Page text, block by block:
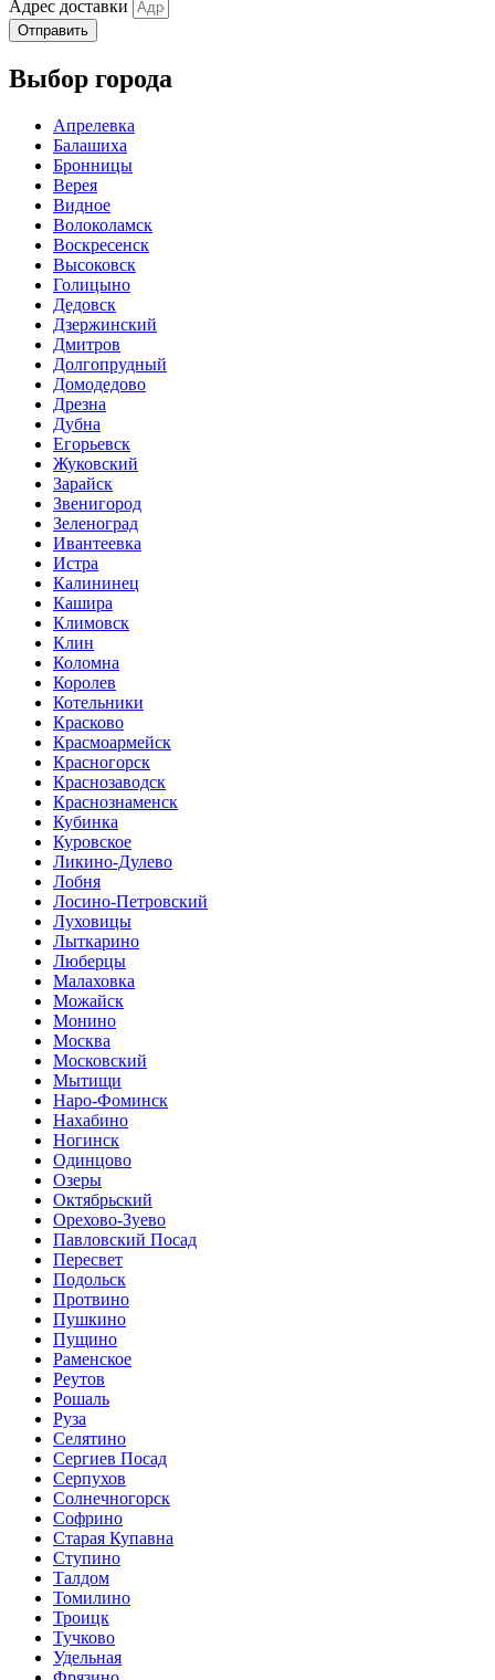
Адрес доставки
Отправить
Выбор города
Апрелевка
Балашиха
Бронницы
Верея
Видное
Волоколамск
Воскресенск
Высоковск
Голицыно
Дедовск
Дзержинский
Дмитров
Долгопрудный
Домодедово
Дрезна
Дубна
Егорьевск
Жуковский
Зарайск
Звенигород
Зеленоград
Ивантеевка
Истра
Калининец
Кашира
Климовск
Клин
Коломна
Королев
Котельники
Красково
Красмоармейск
Красногорск
Краснозаводск
Краснознаменск
Кубинка
Куровское
Ликино-Дулево
Лобня
Лосино-Петровский
Луховицы
Лыткарино
Люберцы
Малаховка
Можайск
Монино
Москва
Московский
Мытищи
Наро-Фоминск
Нахабино
Ногинск
Одинцово
Озеры
Октябрьский
Орехово-Зуево
Павловский Посад
Пересвет
Подольск
Протвино
Пушкино
Пущино
Раменское
Реутов
Рошаль
Руза
Селятино
Сергиев Посад
Серпухов
Солнечногорск
Софрино
Старая Купавна
Ступино
Талдом
Томилино
Троицк
Тучково
Удельная